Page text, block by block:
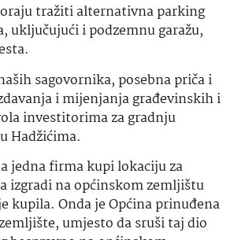
tražiti alternativna parking
uključujući i podzemnu garažu,
sagovornika, posebna priča i
i mijenjanja građevinskih i
investitorima za gradnju
Hadžićima.
jedna firma kupi lokaciju za
izgradi na općinskom zemljištu
kupila. Onda je Općina prinuđena
umjesto da sruši taj dio